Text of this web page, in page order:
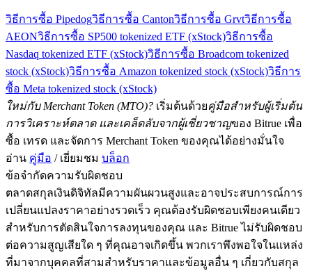
วิธีการซื้อ Pipedogวิธีการซื้อ Cantonวิธีการซื้อ Grvtวิธีการซื้อ
AEONวิธีการซื้อ SP500 tokenized ETF (xStock)วิธีการซื้อ
Nasdaq tokenized ETF (xStock)วิธีการซื้อ Broadcom tokenized
stock (xStock)วิธีการซื้อ Amazon tokenized stock (xStock)วิธีการ
ซื้อ Meta tokenized stock (xStock)
ใหม่กับ Merchant Token (MTO)? เริ่มต้นด้วยคู่มือสำหรับผู้เริ่มต้น
การวิเคราะห์ตลาด และเคล็ดลับจากผู้เชี่ยวชาญของ Bitrue เพื่อ
ซื้อ เทรด และจัดการ Merchant Token ของคุณได้อย่างมั่นใจ
อ่าน คู่มือ / เยี่ยมชม บล็อก
ข้อจำกัดความรับผิดชอบ
ตลาดสกุลเงินดิจิทัลมีความผันผวนสูงและอาจประสบการณ์การ
เปลี่ยนแปลงราคาอย่างรวดเร็ว คุณต้องรับผิดชอบเพียงคนเดียว
สำหรับการตัดสินใจการลงทุนของคุณ และ Bitrue ไม่รับผิดชอบ
ต่อความสูญเสียใด ๆ ที่คุณอาจเกิดขึ้น พวกเราพึงพอใจในแหล่ง
ที่มาจากบุคคลที่สามสำหรับราคาและข้อมูลอื่น ๆ เกี่ยวกับสกุล